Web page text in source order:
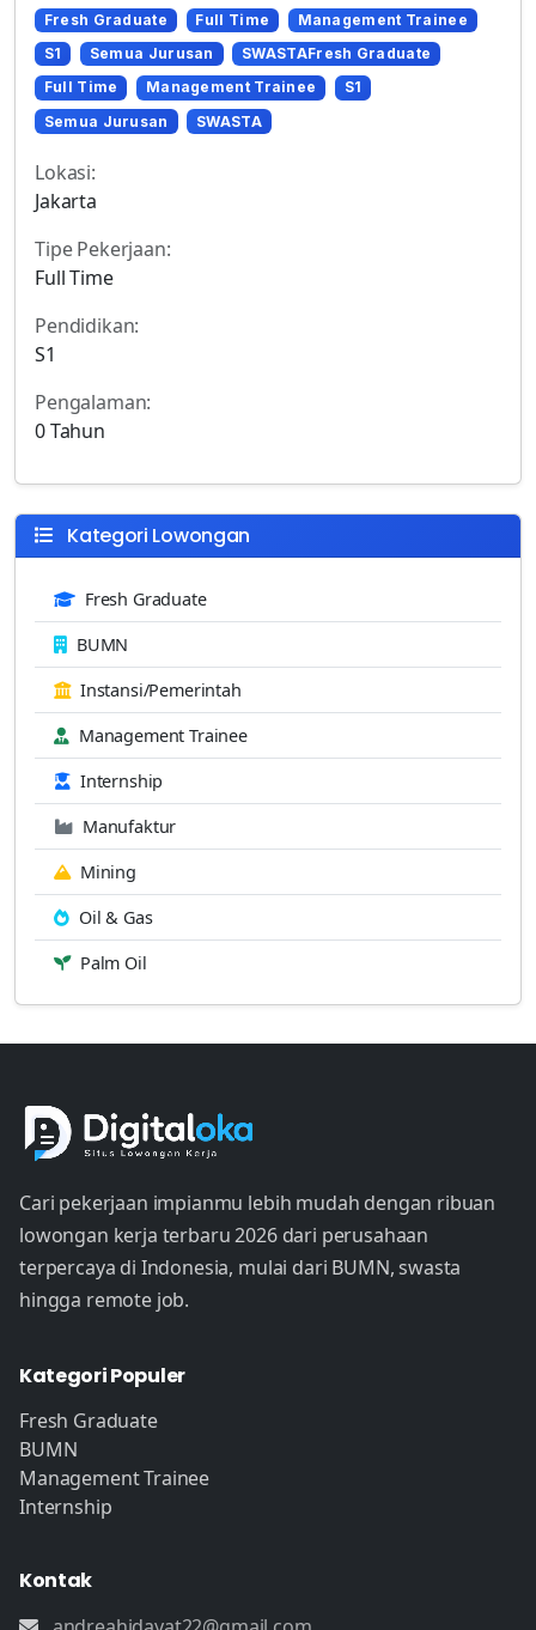
Fresh Graduate Full Time
Management Trainee
S1
Semua Jurusan
SWASTAFresh Graduate
Full Time
Management Trainee
S1
Semua Jurusan
SWASTA
Lokasi:
Jakarta
Tipe Pekerjaan:
Full Time
Pendidikan:
S1
Pengalaman:
0 Tahun
Kategori Lowongan
Fresh Graduate
BUMN
Instansi/Pemerintah
Management Trainee
Internship
Manufaktur
Mining
Oil & Gas
Palm Oil
Cari pekerjaan impianmu lebih mudah dengan ribuan
lowongan kerja terbaru 2026 dari perusahaan
terpercaya di Indonesia, mulai dari BUMN, swasta
hingga remote job.
Kategori Populer
Fresh Graduate
BUMN
Management Trainee
Internship
Kontak